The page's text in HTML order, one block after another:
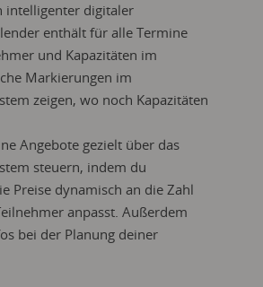
intelligenter digitaler
enthält für alle Termine
und Kapazitäten im
Markierungen im
zeigen, wo noch Kapazitäten
Angebote gezielt über das
steuern, indem du
Preise dynamisch an die Zahl
anpasst. Außerdem
bei der Planung deiner